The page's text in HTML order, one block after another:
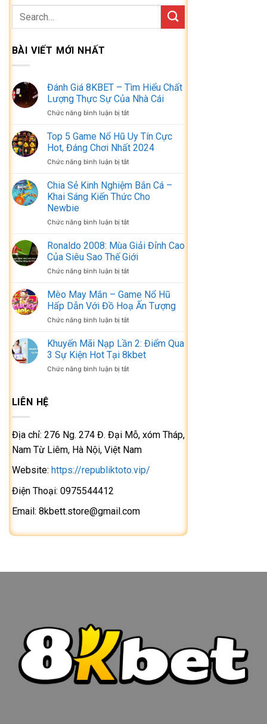
BÀI VIẾT MỚI NHẤT
Đánh Giá 8KBET – Tìm Hiểu Chất
Lượng Thực Sự Của Nhà Cái
Chức năng bình luận bị tắtở
Giá
8KBET
–
Tìm
Chất
Lượng
Của
Cái
Top 5 Game Nổ Hũ Uy Tín Cực
Hot, Đáng Chơi Nhất 2024
Chức năng bình luận bị tắtở
5
Game
Nổ
Uy
Cực
Hot,
Đáng
Chơi
2024
Chia Sẻ Kinh Nghiệm Bắn Cá –
Khai Sáng Kiến Thức Cho
Newbie
Chức năng bình luận bị tắtở
Sẻ
Kinh
Nghiệm
Bắn
–
Khai
Sáng
Kiến
Cho
Newbie
Ronaldo 2008: Mùa Giải Đỉnh Cao
Của Siêu Sao Thế Giới
Chức năng bình luận bị tắtở
2008:
Mùa
Giải
Đỉnh
Của
Siêu
Thế
Mèo May Mắn – Game Nổ Hũ
Hấp Dẫn Với Đồ Hoạ Ấn Tượng
Chức năng bình luận bị tắtở
May
Mắn
–
Game
Đồ
Hoạ
Ấn
Khuyến Mãi Nạp Lần 2: Điểm Qua
3 Sự Kiện Hot Tại 8kbet
Chức năng bình luận bị tắtở
Điểm
Qua
3
Kiện
LIÊN HỆ
Địa chỉ: 276 Ng. 274 Đ. Đại Mỗ, xóm Tháp,
Nam Từ Liêm, Hà Nội, Việt Nam
Website: https://republiktoto.vip/
Điện Thoại: 0975544412
Email: 8kbett.store@gmail.com